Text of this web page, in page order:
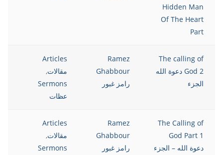
Hidden Man
Of The Heart
Part
The calling of
God 2 دعوة الله
الجزء
Ramez
Ghabbour
رامز غبور
Articles
مقالات,
Sermons
عظات
The Calling of
God Part 1
دعوة الله – الجزء
Ramez
Ghabbour
رامز غبور
Articles
مقالات,
Sermons